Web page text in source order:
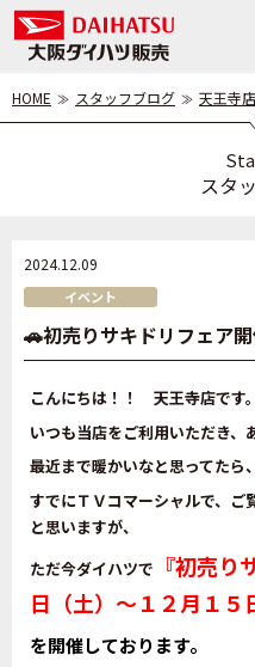
HOME スタッフブログ 天王寺店
スタ
2024.12.09
イベント
🚗初売りサキドリフェア
こんにちは！！ 天王寺店です。
いつも当店をご利用いただき、
最近まで暖かいなと思ってたら
すでにＴＶコマーシャルで、ご
と思いますが、
ただ今ダイハツで
『初売
日（土）～１２月１５
を開催しております。